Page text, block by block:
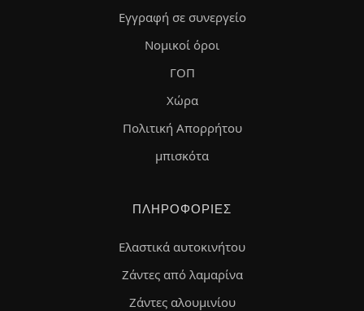
Εγγραφή σε συνεργείο
Νομικοί όροι
ΓΟΠ
Χώρα
Πολιτική Απορρήτου
μπισκότα
ΠΛΗΡΟΦΟΡΊΕΣ
Ελαστικά αυτοκινήτου
Ζάντες από λαμαρίνα
Ζάντες αλουμινίου